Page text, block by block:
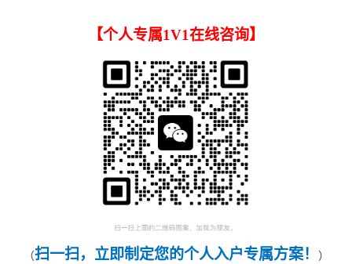
【个人专属1V1在线咨询】
（扫一扫，立即制定您的个人入户专属方案！ ）